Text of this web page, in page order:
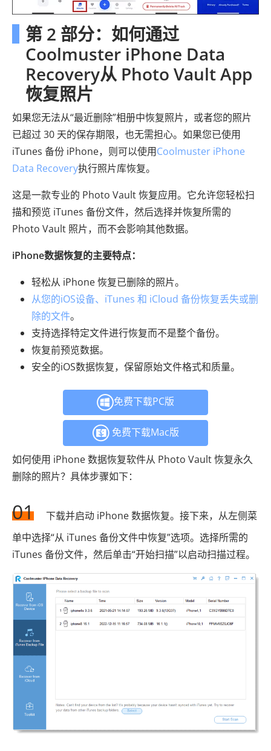
第 2 部分：如何通过
Coolmuster iPhone Data
Recovery从 Photo Vault App
恢复照片
如果您无法从“最近删除”相册中恢复照片，或者您的照片
已超过 30 天的保存期限，也无需担心。如果您已使用
iTunes 备份 iPhone，则可以使用Coolmuster iPhone
Data Recovery执行照片库恢复。
这是一款专业的 Photo Vault 恢复应用。它允许您轻松扫
描和预览 iTunes 备份文件，然后选择并恢复所需的
Photo Vault 照片，而不会影响其他数据。
iPhone数据恢复的主要特点：
轻松从 iPhone 恢复已删除的照片。
从您的iOS设备、iTunes 和 iCloud 备份恢复丢失或删
除的文件。
支持选择特定文件进行恢复而不是整个备份。
恢复前预览数据。
安全的iOS数据恢复，保留原始文件格式和质量。
免费下载PC版
免费下载Mac版
如何使用 iPhone 数据恢复软件从 Photo Vault 恢复永久
删除的照片？具体步骤如下：
01
下载并启动 iPhone 数据恢复。接下来，从左侧菜
单中选择“从 iTunes 备份文件中恢复”选项。选择所需的
iTunes 备份文件，然后单击“开始扫描”以启动扫描过程。